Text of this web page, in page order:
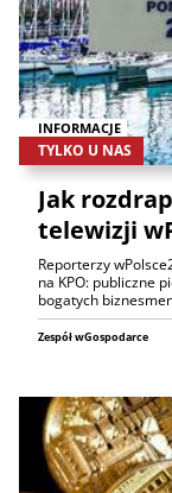
INFORMACJE
TYLKO U NAS
Jak
telewizji
Reporterzy
na KPO: publiczne
bogatych
Zespół wGospodarce